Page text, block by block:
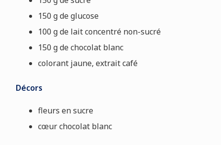
150 g de glucose
100 g de lait concentré non-sucré
150 g de chocolat blanc
colorant jaune, extrait café
Décors
fleurs en sucre
cœur chocolat blanc